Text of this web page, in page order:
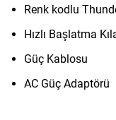
Renk kodlu
Hızlı Başlatma
Güç Kablosu
AC Güç Adaptörü